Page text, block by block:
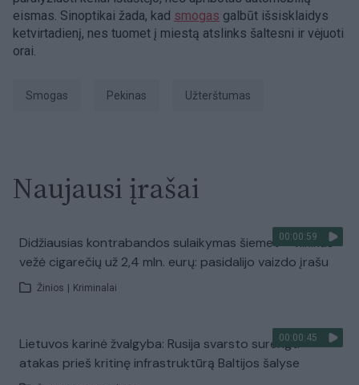
eismas. Sinoptikai žada, kad smogas galbūt išsisklaidys
ketvirtadienį, nes tuomet į miestą atslinks šaltesni ir vėjuoti
orai.
smogas Pekinas užterštumas
Naujausi įrašai
00:00:59
Didžiausias kontrabandos sulaikymas šiemet – vilkikas
vežė cigarečių už 2,4 mln. eurų: pasidalijo vaizdo įrašu
Žinios Kriminalai
00:00:45
Lietuvos karinė žvalgyba: Rusija svarsto surengti
atakas prieš kritinę infrastruktūrą Baltijos šalyse